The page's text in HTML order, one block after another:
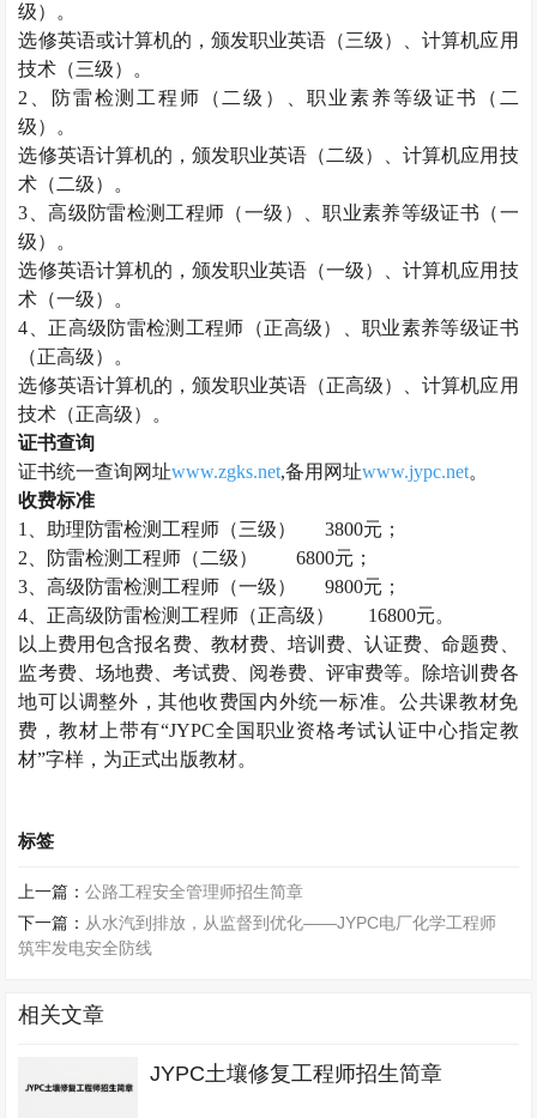
级）。
选修英语或计算机的，颁发职业英语（三级）、计算机应用
技术（三级）。
2、
防雷检测工程师 （二级）、职业素养等级证书（二
级）。
选修英语计算机的，颁发职业英语（二级）、计算机应用技
术（二级）。
3、高级防雷检测工程师 （一级）、职业素养等级证书（一
级）。
选修英语计算机的，颁发职业英语（一级）、计算机应用技
术（一级）。
4、正高级防雷检测工程师 （正高级）、职业素养等级证书
（正高级）。
选修英语计算机的，颁发职业英语（正高级）、计算机应用
技术（正高级）。
证书查询
证书统一查询网址www.zgks.net,备用网址www.jypc.net。
收费标准
1、助理防雷检测工程师 （三级）
3800元；
2、 防雷检测工程师 （二级）
6800元；
3、高级防雷检测工程师 （一级）
9800元；
4、正高级防雷检测工程师 （正高级）
16800元。
以上费用包含报名费、教材费、培训费、认证费、命题费、
监考费、场地费、考试费、阅卷费、评审费等。除培训费各
地可以调整外，其他收费国内外统一标准。公共课教材免
费，教材上带有“JYPC全国职业资格考试认证中心指定教
材”字样，为正式出版教材。
标签
上一篇：公路工程安全管理师招生简章
下一篇： 从水汽到排放，从监督到优化——JYPC电厂化学工程师
筑牢发电安全防线
相关文章
JYPC土壤修复工程师招生简章